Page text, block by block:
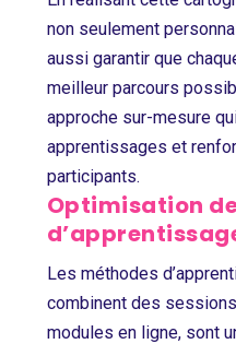
non seulement
aussi garantir que
meilleur parcours
approche sur-mesure
apprentissages et
participants.
Optimisation
Les méthodes
combinent des
modules en ligne, sont